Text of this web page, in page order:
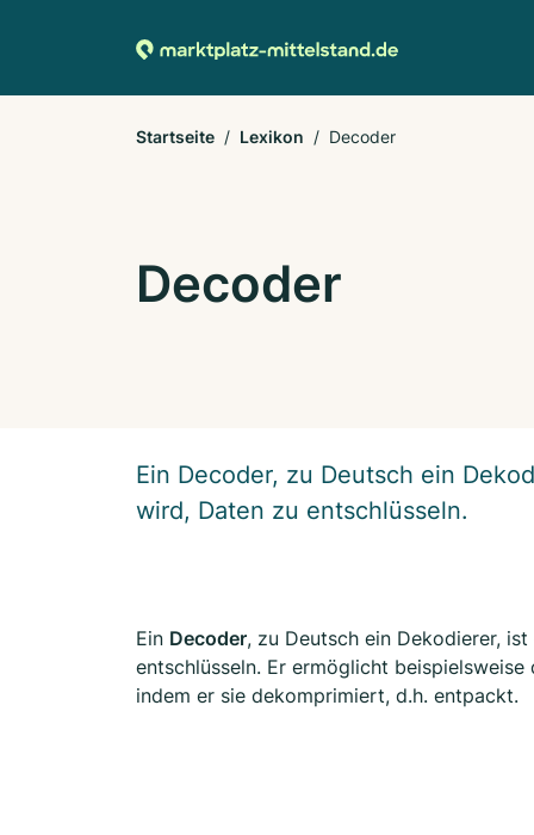
Startseite Lexikon Decoder
Decoder
Ein Decoder, zu Deutsch ein
wird, Daten zu entschlüsseln.
Ein Decoder, zu Deutsch ein Dekodierer,
entschlüsseln. Er ermöglicht
indem er sie dekomprimiert, d.h. entpackt.